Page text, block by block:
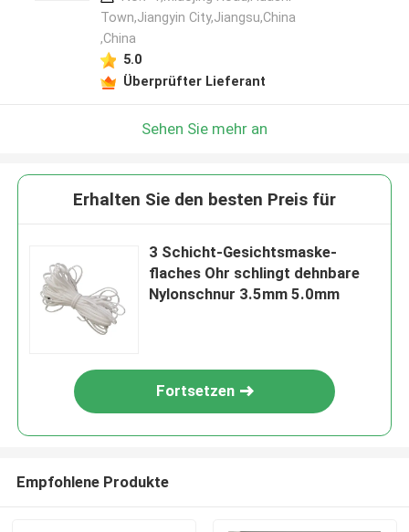
Town,Jiangyin City,Jiangsu,China
,China
5.0
Überprüfter Lieferant
Sehen Sie mehr an
Erhalten Sie den besten Preis für
3 Schicht-Gesichtsmaske-
flaches Ohr schlingt dehnbare
Nylonschnur 3.5mm 5.0mm
Fortsetzen
Empfohlene Produkte